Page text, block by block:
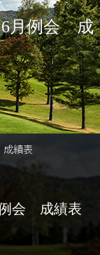
6月例会 成
績表
会 成績表